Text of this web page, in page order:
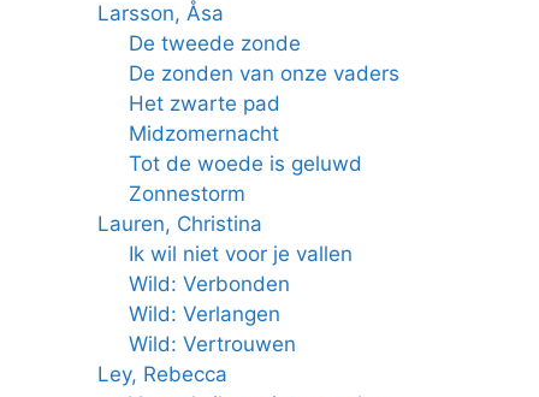
Larsson, Åsa
De tweede zonde
De zonden van onze vaders
Het zwarte pad
Midzomernacht
Tot de woede is geluwd
Zonnestorm
Lauren, Christina
Ik wil niet voor je vallen
Wild: Verbonden
Wild: Verlangen
Wild: Vertrouwen
Ley, Rebecca